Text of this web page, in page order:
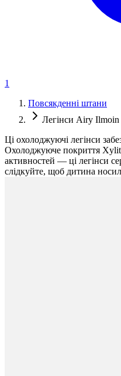
1
Повсякденні штани
Легінси Airy Ilmoin
Ці охолоджуючі легінси
Охолоджуюче покриття
активностей — ці легінси
слідкуйте, щоб дитина